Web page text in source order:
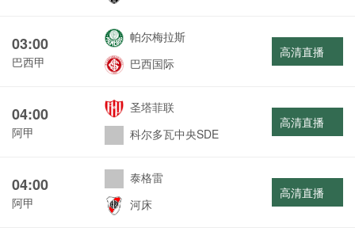
03:00
巴西甲
帕尔梅拉斯
巴西国际
高清直播
04:00
阿甲
圣塔菲联
科尔多瓦中央SDE
高清直播
04:00
阿甲
泰格雷
河床
高清直播